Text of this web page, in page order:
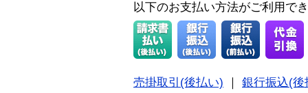
以下のお支払い方法がご利用で
売掛取引(後払い)
銀行振込(後